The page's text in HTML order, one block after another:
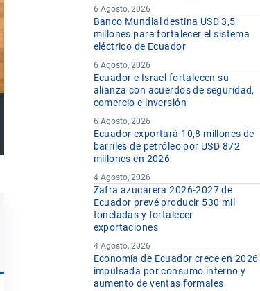
6 Agosto, 2026
Banco Mundial destina USD 3,5
millones para fortalecer el sistema
eléctrico de Ecuador
6 Agosto, 2026
Ecuador e Israel fortalecen su
alianza con acuerdos de seguridad,
comercio e inversión
6 Agosto, 2026
Ecuador exportará 10,8 millones de
barriles de petróleo por USD 872
millones en 2026
4 Agosto, 2026
Zafra azucarera 2026-2027 de
Ecuador prevé producir 530 mil
toneladas y fortalecer
exportaciones
4 Agosto, 2026
Economía de Ecuador crece en 2026
impulsada por consumo interno y
aumento de ventas formales